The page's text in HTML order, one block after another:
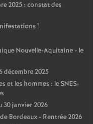
2025 : constat des
!
Nouvelle-Aquitaine - le
décembre 2025
et les hommes : le SNES-
30 janvier 2026
Bordeaux - Rentrée 2026